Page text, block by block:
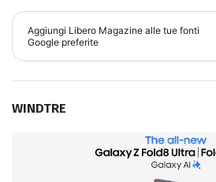
Aggiungi Libero Magazine alle tue fonti
Google preferite
WINDTRE